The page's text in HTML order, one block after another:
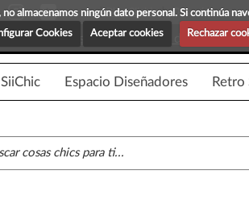
almacenamos ningún dato personal. Si continúa
Cookies
Aceptar cookies Rechazar
Blog Siichic ¡Descubre
para android esta en fase beta, disponible en
Espacio Diseñadores Retro